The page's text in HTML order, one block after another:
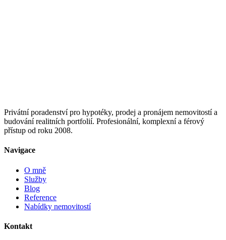
Privátní poradenství pro hypotéky, prodej a pronájem nemovitostí a
budování realitních portfolií. Profesionální, komplexní a férový
přístup od roku 2008.
Navigace
O mně
Služby
Blog
Reference
Nabídky nemovitostí
Kontakt